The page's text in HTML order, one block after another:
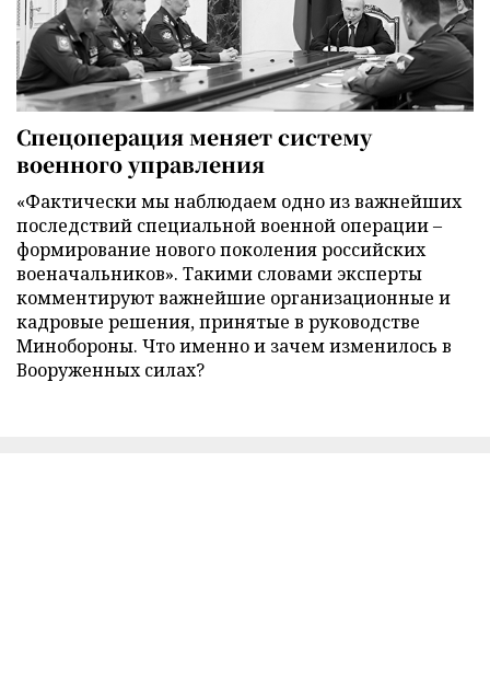
Спецоперация меняет систему
военного управления
«Фактически мы наблюдаем одно из важнейших
последствий специальной военной операции –
формирование нового поколения российских
военачальников». Такими словами эксперты
комментируют важнейшие организационные и
кадровые решения, принятые в руководстве
Минобороны. Что именно и зачем изменилось в
Вооруженных силах?